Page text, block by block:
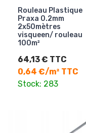
Rouleau Plastique
Praxa 0.2mm
2x50mètres
visqueen/ rouleau
100m²
64,13 € TTC
0,64 €/m² TTC
Stock: 283